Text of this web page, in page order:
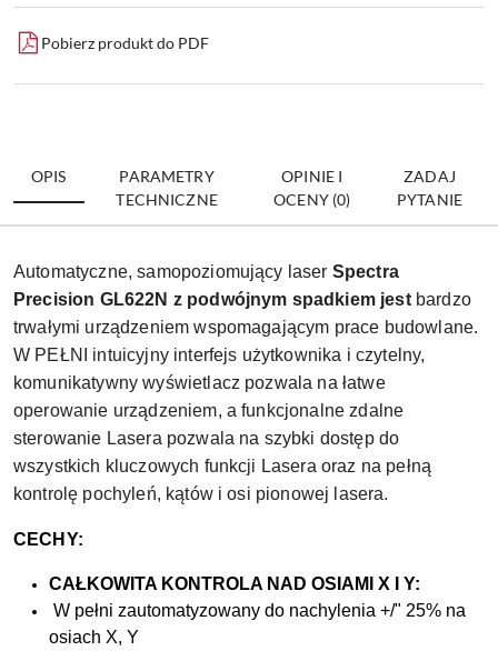
Pobierz produkt do PDF
OPIS
PARAMETRY
TECHNICZNE
OPINIE I
OCENY (0)
ZADAJ
PYTANIE
Automatyczne, samopoziomujący laser Spectra
Precision GL622N z podwójnym spadkiem jestbardzo
trwałymi urządzeniem wspomagającym prace budowlane.
W PEŁNI intuicyjny interfejs użytkownika i czytelny,
komunikatywny wyświetlacz pozwala na łatwe
operowanie urządzeniem, a funkcjonalne zdalne
sterowanie Lasera pozwala na szybki dostęp do
wszystkich kluczowych funkcji Lasera oraz na pełną
kontrolę pochyleń, kątów i osi pionowej lasera.
CECHY:
CAŁKOWITA KONTROLA NAD OSIAMI X I Y:
W pełni zautomatyzowany do nachylenia +/" 25% na
osiach X, Y